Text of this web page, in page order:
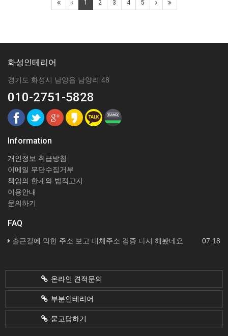
1 2 3 4 5
화성인테리어
경기도 화성시 남양읍 남양리 48
010-2751-5828
Information
개인정보 취급방침
이메일 무단수집거부
책임의 한계와 법적고지
이용안내
문의하기
FAQ
07.18
출근길에 막힌 주소 보고 대체주소 검증 다시 해봤네요
온라인 견적문의
부분인테리어
묻고답하기